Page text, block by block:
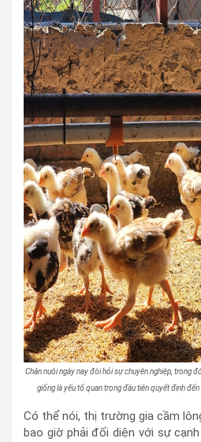
Chăn nuôi ngày nay đòi hỏi sự chuyên nghiệp, trong
giống là yếu tố quan trọng đầu tiên quyết định
Có thể nói, thị trường gia cầm
bao giờ phải đối diện với sự